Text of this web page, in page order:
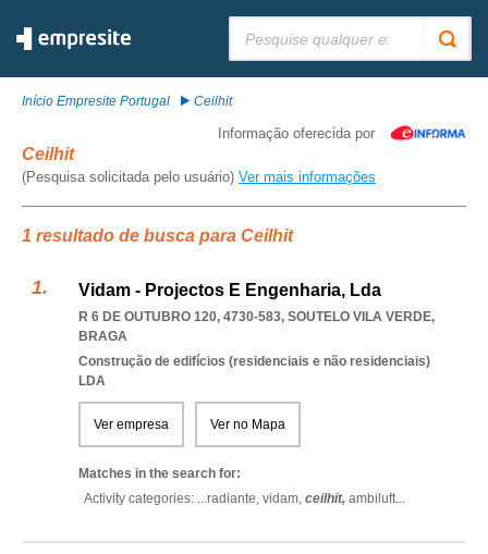
Início Empresite Portugal Ceilhit
Informação oferecida por
Ceilhit
(Pesquisa solicitada pelo usuário) Ver mais informações
1 resultado de busca para Ceilhit
Vidam - Projectos E Engenharia, Lda
R 6 DE OUTUBRO 120, 4730-583, SOUTELO VILA VERDE,
BRAGA
Construção de edifícios (residenciais e não residenciais)
LDA
Ver empresa Ver no Mapa
Matches in the search for:
Activity categories: ...radiante, vidam, ceilhit, ambiluft...